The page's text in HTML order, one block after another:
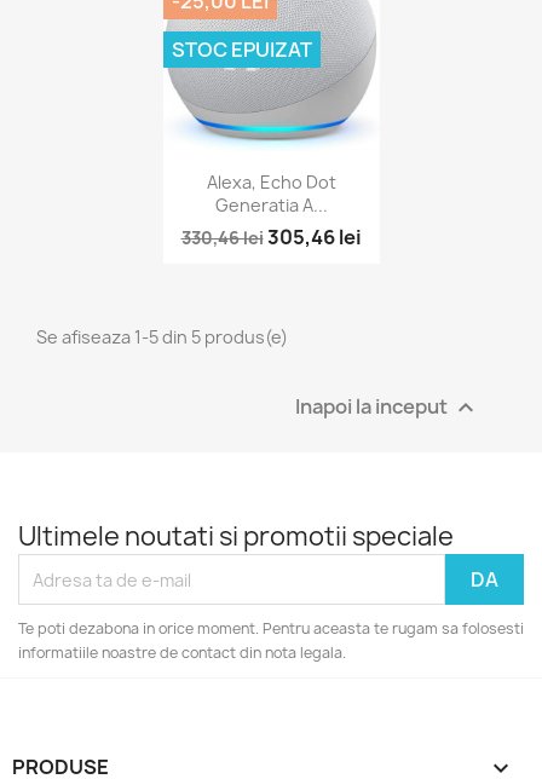
Vizualizare rapida
Alexa, Echo Dot
Generatia A...
330,46 lei305,46 lei
STOC EPUIZAT
Se afiseaza 1-5 din 5 produs(e)
Inapoi la inceput 
Ultimele noutati si promotii speciale
Te poti dezabona in orice moment. Pentru aceasta te rugam sa folosesti
informatiile noastre de contact din nota legala.
PRODUSE 